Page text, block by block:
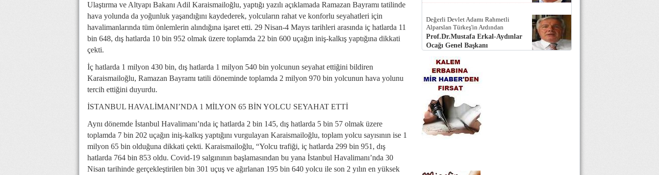
Ulaştırma ve Altyapı Bakanı Adil Karaismailoğlu, yaptığı yazılı açıklamada Ramazan Bayramı tatilinde
hava yolunda da yoğunluk yaşandığını kaydederek, yolcuların rahat ve konforlu seyahatleri için
havalimanlarında tüm önlemlerin alındığına işaret etti. 29 Nisan-4 Mayıs tarihleri arasında iç hatlarda 11
bin 648, dış hatlarda 10 bin 952 olmak üzere toplamda 22 bin 600 uçağın iniş-kalkış yaptığına dikkati
çekti.
İç hatlarda 1 milyon 430 bin, dış hatlarda 1 milyon 540 bin yolcunun seyahat ettiğini bildiren
Karaismailoğlu, Ramazan Bayramı tatili döneminde toplamda 2 milyon 970 bin yolcunun hava yolunu
tercih ettiğini duyurdu.
İSTANBUL HAVALİMANI’NDA 1 MİLYON 65 BİN YOLCU SEYAHAT ETTİ
Aynı dönemde İstanbul Havalimanı’nda iç hatlarda 2 bin 145, dış hatlarda 5 bin 57 olmak üzere
toplamda 7 bin 202 uçağın iniş-kalkış yaptığını vurgulayan Karaismailoğlu, toplam yolcu sayısının ise 1
milyon 65 bin olduğuna dikkati çekti. Karaismailoğlu, “Yolcu trafiği, iç hatlarda 299 bin 951, dış
hatlarda 764 bin 853 oldu. Covid-19 salgınının başlamasından bu yana İstanbul Havalimanı’nda 30
Nisan tarihinde gerçekleştirilen bin 301 uçuş ve ağırlanan 195 bin 640 yolcu ile son 2 yılın en yüksek
Değerli Devlet Adamı Rahmetli
Alparslan Türkeş'in Ardından
Prof.Dr.Mustafa Erkal-Aydınlar
Ocağı Genel Başkanı